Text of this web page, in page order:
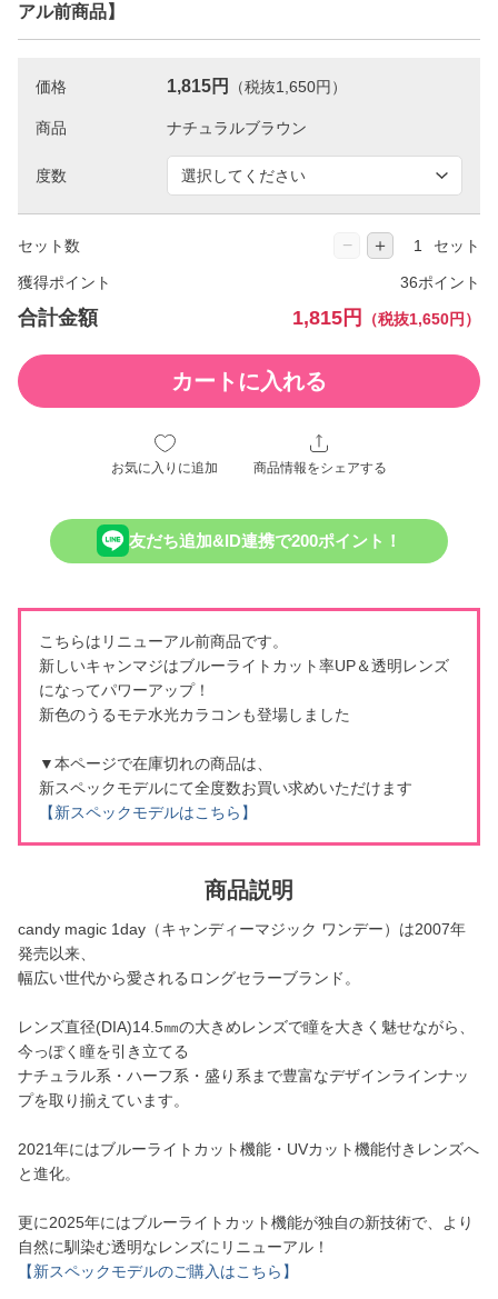
アル前商品】
価格 1,815円 （税抜1,650円）
商品
度数
セット数 − ＋ セット
獲得ポイント 36ポイント
合計金額 1,815円 （税抜1,650円）
カートに入れる
お気に入りに追加 商品情報をシェアする
友だち追加&ID連携で200ポイント！
こちらはリニューアル前商品です。
新しいキャンマジはブルーライトカット率UP＆透明レンズ
になってパワーアップ！
新色のうるモテ水光カラコンも登場しました
▼本ページで在庫切れの商品は、
新スペックモデルにて全度数お買い求めいただけます
【新スペックモデルはこちら】
商品説明
candy magic 1day（キャンディーマジック ワンデー）は2007年
発売以来、
幅広い世代から愛されるロングセラーブランド。
レンズ直径(DIA)14.5㎜の大きめレンズで瞳を大きく魅せながら、
今っぽく瞳を引き立てる
ナチュラル系・ハーフ系・盛り系まで豊富なデザインラインナッ
プを取り揃えています。
2021年にはブルーライトカット機能・UVカット機能付きレンズへ
と進化。
更に2025年にはブルーライトカット機能が独自の新技術で、より
自然に馴染む透明なレンズにリニューアル！
【新スペックモデルのご購入はこちら】